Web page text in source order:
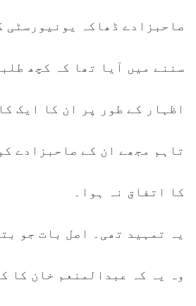
صاحبزادے ڈھاکہ یونیورسٹی
سننے میں آیا تھا کہ کچھ
اظہار کے طور پر ان کا ایک
تاہم مجھے ان کے صاحبزادے
کا اتفاق نہ ہوا۔
یہ تمہید تھی۔ اصل بات جو
وہ یہ کہ عبدالمنعم خان کا